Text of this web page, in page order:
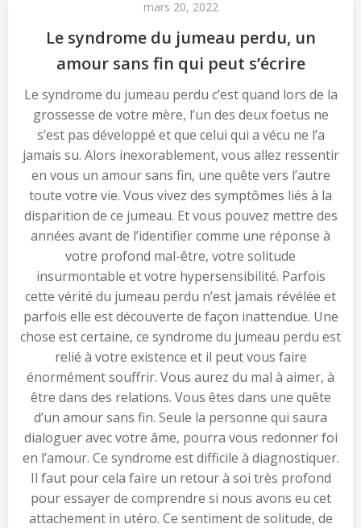
mars 20, 2022
Le syndrome du jumeau perdu, un
amour sans fin qui peut s’écrire
Le syndrome du jumeau perdu c’est quand lors de la
grossesse de votre mère, l’un des deux foetus ne
s’est pas développé et que celui qui a vécu ne l’a
jamais su. Alors inexorablement, vous allez ressentir
en vous un amour sans fin, une quête vers l’autre
toute votre vie. Vous vivez des symptômes liés à la
disparition de ce jumeau. Et vous pouvez mettre des
années avant de l’identifier comme une réponse à
votre profond mal-être, votre solitude
insurmontable et votre hypersensibilité. Parfois
cette vérité du jumeau perdu n’est jamais révélée et
parfois elle est découverte de façon inattendue. Une
chose est certaine, ce syndrome du jumeau perdu est
relié à votre existence et il peut vous faire
énormément souffrir. Vous aurez du mal à aimer, à
être dans des relations. Vous êtes dans une quête
d’un amour sans fin. Seule la personne qui saura
dialoguer avec votre âme, pourra vous redonner foi
en l’amour. Ce syndrome est difficile à diagnostiquer.
Il faut pour cela faire un retour à soi très profond
pour essayer de comprendre si nous avons eu cet
attachement in utéro. Ce sentiment de solitude, de